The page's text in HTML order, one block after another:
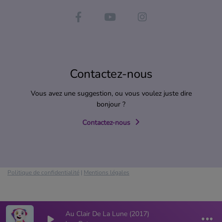
Au Clair De La Lune (2017)
Contactez-nous
Vous avez une suggestion, ou vous voulez juste dire
bonjour ?
Contactez-nous
Politique de confidentialité | Mentions légales